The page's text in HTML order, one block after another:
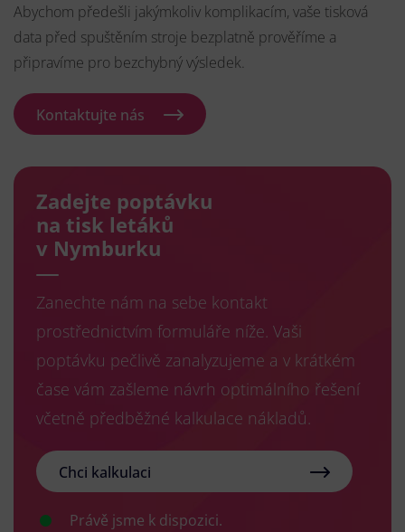
Abychom předešli jakýmkoliv komplikacím, vaše tisková
data před spuštěním stroje bezplatně prověříme a
připravíme pro bezchybný výsledek.
Kontaktujte nás
Zadejte poptávku
na tisk letáků
v Nymburku
Zanechte nám na sebe kontakt
prostřednictvím formuláře níže. Vaši
poptávku pečlivě zanalyzujeme a v krátkém
čase vám zašleme návrh optimálního řešení
včetně předběžné kalkulace nákladů.
Chci kalkulaci
Právě jsme k dispozici.